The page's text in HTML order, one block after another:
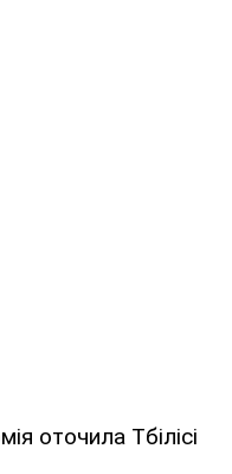
оточила Тбілісі